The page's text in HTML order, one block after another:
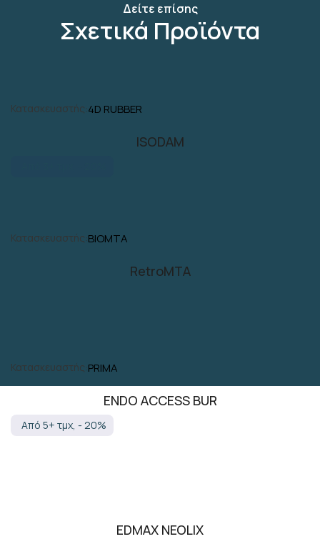
Δείτε επίσης
Σχετικά Προϊόντα
ISODAM
Κατασκευαστής:4D RUBBER
RetroMTA
Κατασκευαστής:BIOMTA
ENDO ACCESS BUR
Κατασκευαστής:PRIMA
Από 5+ τμχ, - 20%
EDMAX NEOLIX